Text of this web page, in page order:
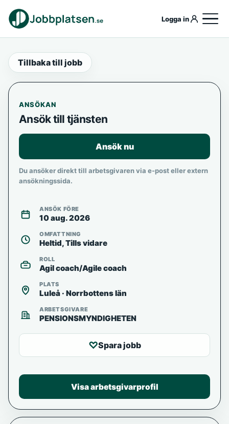
Logga in
Tillbaka till jobb
ANSÖKAN
Ansök till tjänsten
Ansök nu
Du ansöker direkt till arbetsgivaren via e-post eller extern
ansökningssida.
ANSÖK FÖRE
10 aug. 2026
OMFATTNING
Heltid, Tills vidare
ROLL
Agil coach/Agile coach
PLATS
Luleå · Norrbottens län
ARBETSGIVARE
PENSIONSMYNDIGHETEN
♡Spara jobb
Visa arbetsgivarprofil